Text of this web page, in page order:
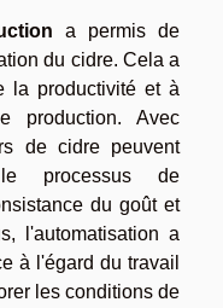
a permis de
du cidre. Cela a
la productivité et à
production. Avec
de cidre peuvent
processus de
du goût et
l'automatisation a
à l'égard du travail
les conditions de